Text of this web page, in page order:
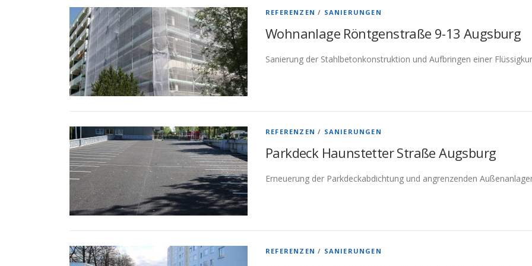
REFERENZEN / SANIERUNGEN
Wohnanlage Röntgenstraße 9-13 Augsburg
Sanierung der Stahlbetonkonstruktion und Aufbringen einer
REFERENZEN / SANIERUNGEN
Parkdeck Haunstetter Straße Augsburg
Erneuerung der Parkdeckabdichtung und angrenzenden
REFERENZEN / SANIERUNGEN